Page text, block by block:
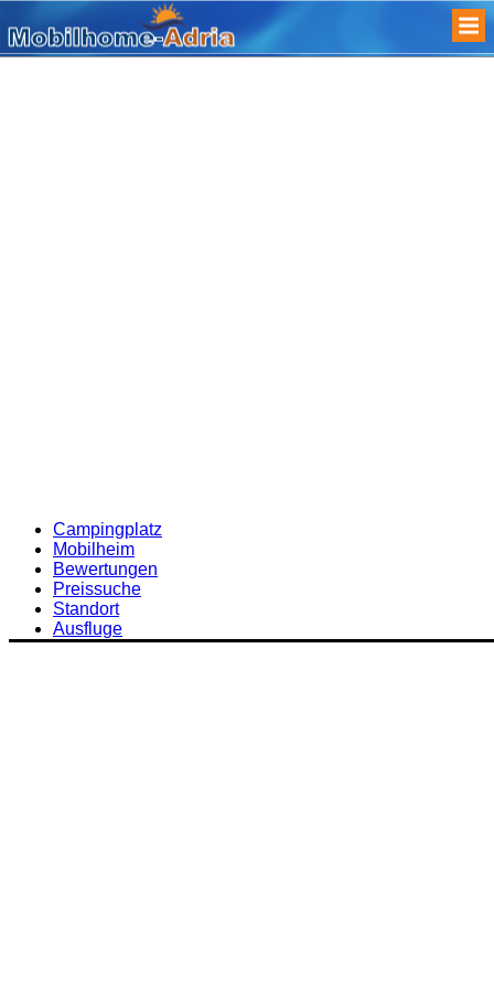
Campingplatz
Mobilheim
Bewertungen
Preissuche
Standort
Ausfluge